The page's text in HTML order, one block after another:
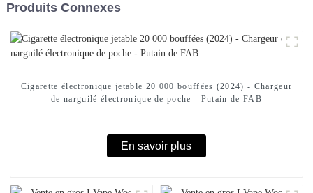
Produits Connexes
Cigarette électronique jetable 20 000 bouffées (2024) - Chargeur
de narguilé électronique de poche - Putain de FAB
En savoir plus